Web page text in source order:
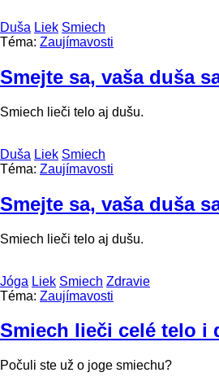
Duša Liek Smiech
Téma: Zaujímavosti
Smejte sa, vaša duša
Smiech lieči telo aj dušu.
Duša Liek Smiech
Téma: Zaujímavosti
Smejte sa, vaša duša
Smiech lieči telo aj dušu.
Jóga Liek Smiech Zdravie
Téma: Zaujímavosti
Smiech lieči celé telo i
Počuli ste už o joge smiechu?